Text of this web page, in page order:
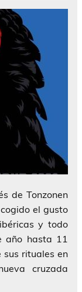
de Tonzonen
el gusto
y todo
año hasta 11
rituales en
cruzada